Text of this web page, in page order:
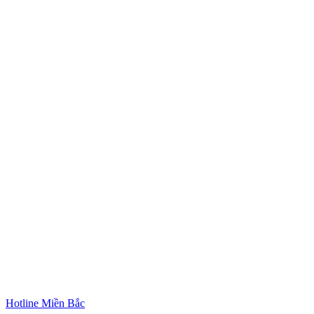
Hotline Miền Bắc